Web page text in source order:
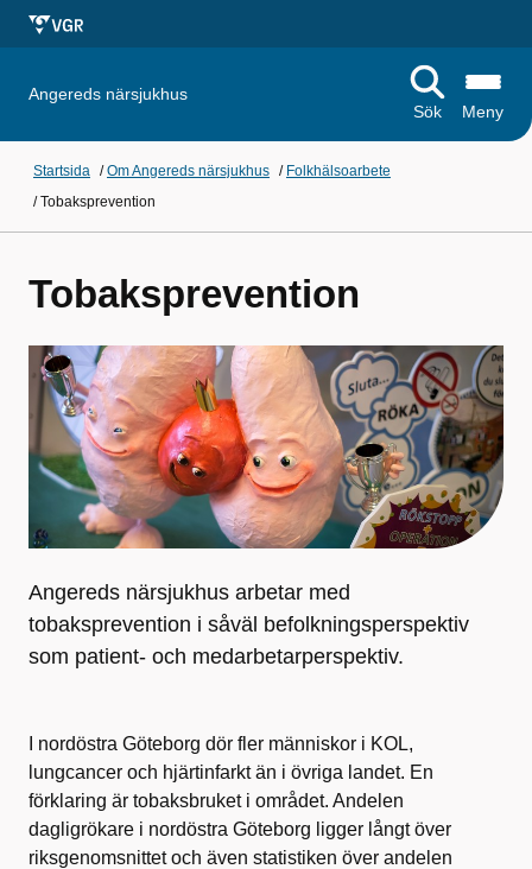
Angereds närsjukhus
Sök
Meny
Startsida /Om Angereds närsjukhus / Folkhälsoarbete
/Tobaksprevention
Tobaksprevention
Angereds närsjukhus arbetar med
tobaksprevention i såväl befolkningsperspektiv
som patient- och medarbetarperspektiv.
I nordöstra Göteborg dör fler människor i KOL,
lungcancer och hjärtinfarkt än i övriga landet. En
förklaring är tobaksbruket i området. Andelen
dagligrökare i nordöstra Göteborg ligger långt över
riksgenomsnittet och även statistiken över andelen